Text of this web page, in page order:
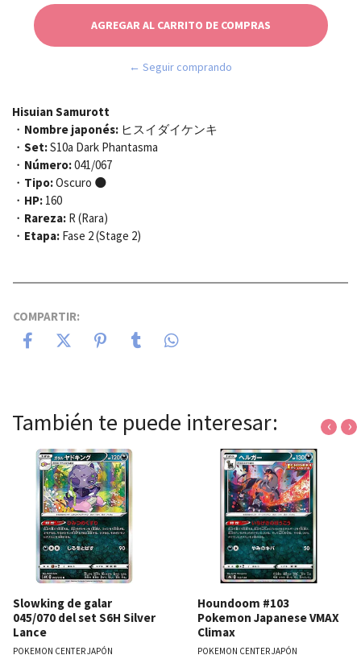
← Seguir comprando
Hisuian Samurott
・ Nombre japonés: ヒスイダイケンキ
・ Set:S10a Dark Phantasma
・ Número:041/067
・ Tipo:Oscuro 🌑
・ HP: 160
・ Rareza: R (Rara)
・ Etapa: Fase 2 (Stage 2)
COMPARTIR:
También te puede interesar:
Slowking de galar
045/070 del set S6H Silver
Lance
POKEMON CENTER JAPÓN
Houndoom #103
Pokemon Japanese VMAX
Climax
POKEMON CENTER JAPÓN
‹ ›